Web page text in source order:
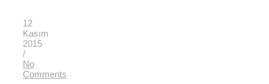
12
Kasım
2015
/
No
Comments